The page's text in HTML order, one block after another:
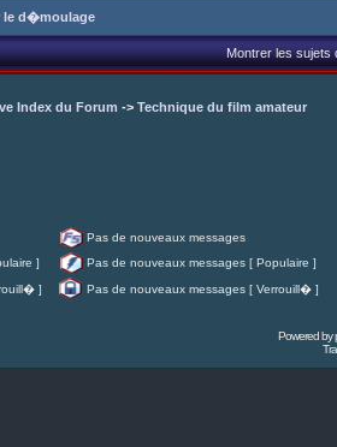
le d�moulage
Montrer les sujets
Index du Forum -> Technique du film amateur
Pas de nouveaux messages
]
Pas de nouveaux messages [ Populaire ]
]
Pas de nouveaux messages [ Verrouill� ]
Powered by